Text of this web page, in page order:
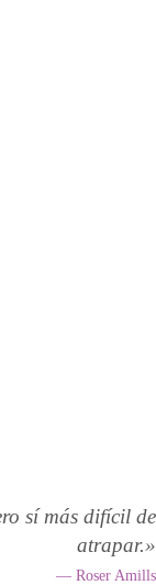
sí más difícil de
atrapar.»
— Roser Amills